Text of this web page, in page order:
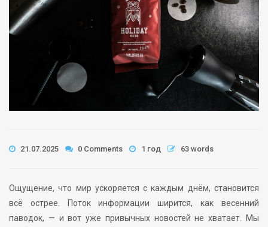
21.07.2025 0 Comments 1 год 63 words
Ощущение, что мир ускоряется с каждым днём, становится
всё острее. Поток информации ширится, как весенний
паводок, — и вот уже привычных новостей не хватает. Мы